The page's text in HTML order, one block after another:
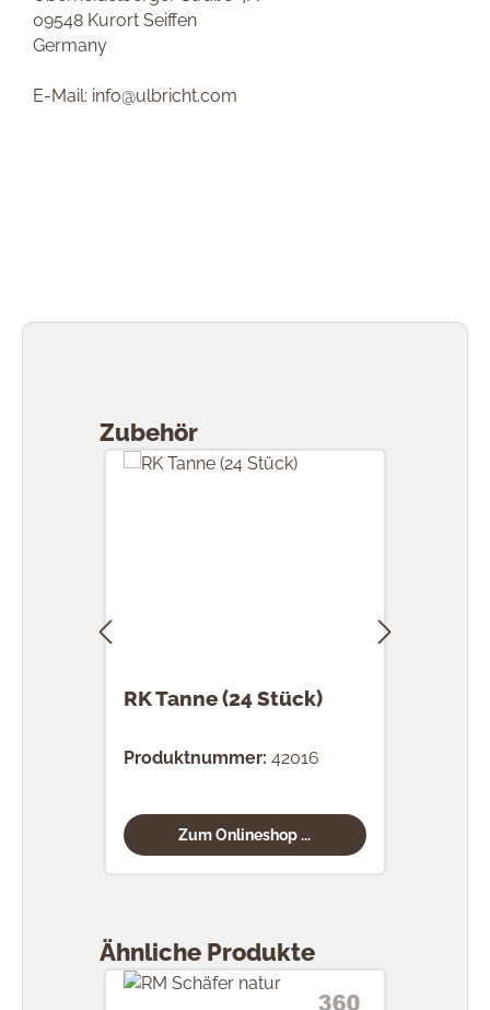
09548 Kurort Seiffen
Germany
E-Mail: info@ulbricht.com
Zubehör
RK Tanne (24 Stück)
Produktnummer: 42016
Zum Onlineshop ...
Ähnliche Produkte